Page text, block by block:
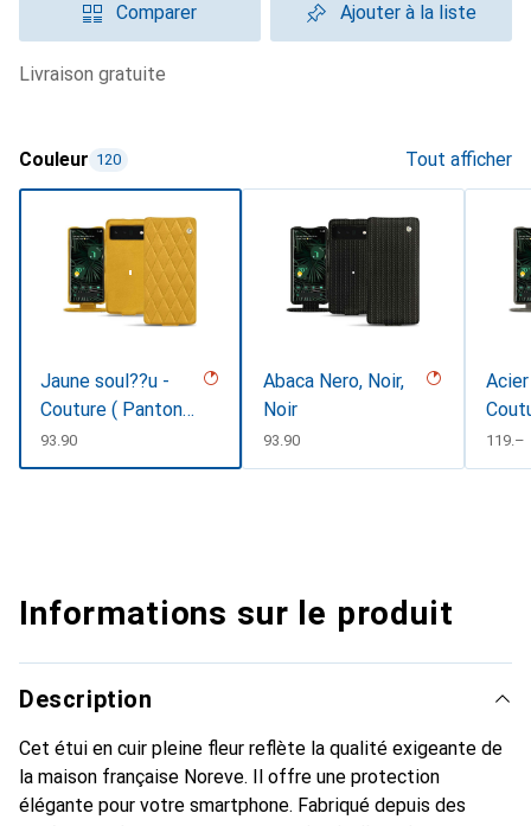
Comparer Ajouter à la liste
livraison gratuite
Couleur 120 Tout afficher
Jaune soul??u -
Couture ( Pantone
#F3B934 )
CHF
93.90
Abaca Nero, Noir,
Noir
CHF
93.90 CHF
119.–
Informations sur le produit
Description
Cet étui en cuir pleine fleur reflète la qualité exigeante de
la maison française Noreve. Il offre une protection
élégante pour votre smartphone. Fabriqué depuis des